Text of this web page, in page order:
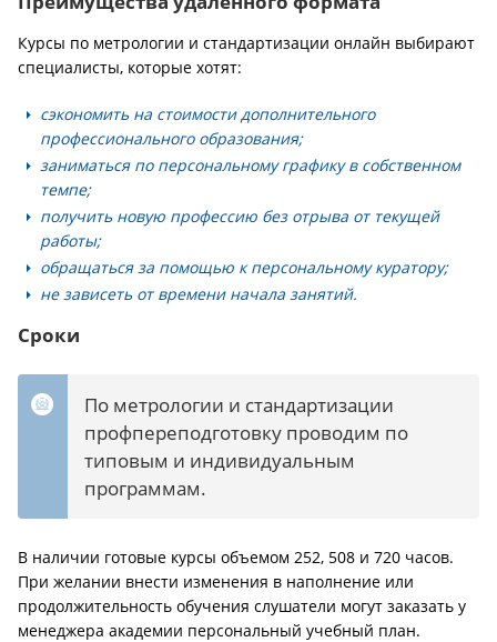
Курсы по метрологии и стандартизации онлайн выбирают
специалисты, которые хотят:
сэкономить на стоимости дополнительного
профессионального образования;
заниматься по персональному графику в собственном
темпе;
получить новую профессию без отрыва от текущей
работы;
обращаться за помощью к персональному куратору;
не зависеть от времени начала занятий.
Сроки
По метрологии и стандартизации
профпереподготовку проводим по
типовым и индивидуальным
программам.
В наличии готовые курсы объемом 252, 508 и 720 часов.
При желании внести изменения в наполнение или
продолжительность обучения слушатели могут заказать у
менеджера академии персональный учебный план.